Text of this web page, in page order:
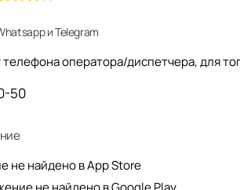
и Telegram
оператора/диспетчера, для
50
не найдено в App Store